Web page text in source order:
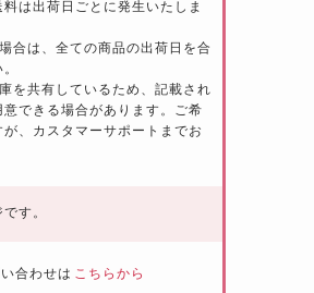
は出荷日ごとに発生いたしま
合は、全ての商品の出荷日を合
を共有しているため、記載され
できる場合があります。ご希
、カスタマーサポートまでお
す。
合わせは こちらから